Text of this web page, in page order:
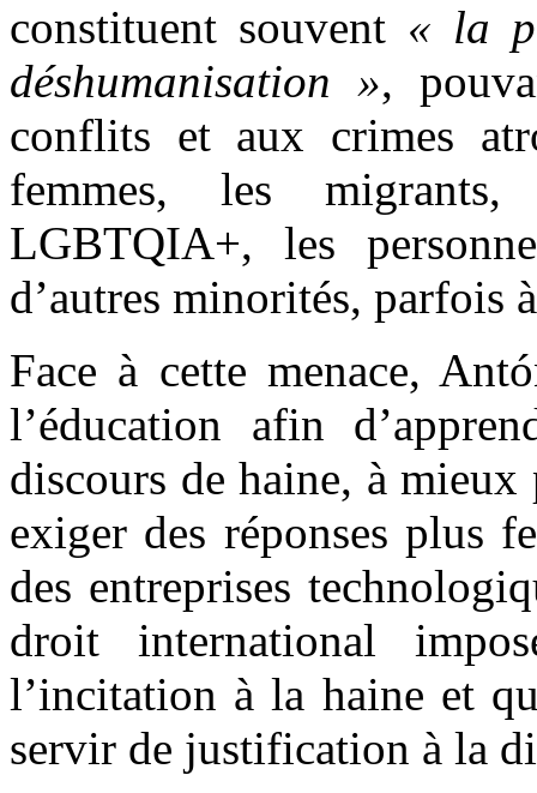
constituent souvent « la
déshumanisation »,
conflits et aux crimes
femmes, les
LGBTQIA+, les
d’autres minorités, parfois
Face à cette menace,
l’éducation afin
discours de haine, à mieux
exiger des réponses plus
des entreprises
droit international
l’incitation à la haine et
servir de justification à la